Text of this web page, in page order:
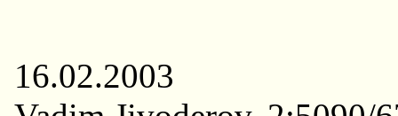
16.02.2003